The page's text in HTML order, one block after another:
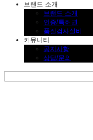
브랜드 소개
브랜드 소개
인증/특허권
품질검사설비
커뮤니티
공지사항
상담/문의